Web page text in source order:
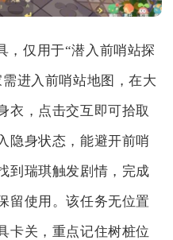
，仅用于“潜入前哨站探
进入前哨站地图，在大
衣，点击交互即可拾取
隐身状态，能避开前哨
到瑞琪触发剧情，完成
留使用。该任务无位置
卡关，重点记住树桩位